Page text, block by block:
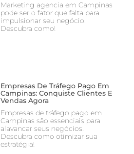
Marketing agencia em Campinas
pode ser o fator que falta para
impulsionar seu negócio.
Descubra como!
Empresas De Tráfego Pago Em
Campinas: Conquiste Clientes E
Vendas Agora
Empresas de tráfego pago em
Campinas são essenciais para
alavancar seus negócios.
Descubra como otimizar sua
estratégia!